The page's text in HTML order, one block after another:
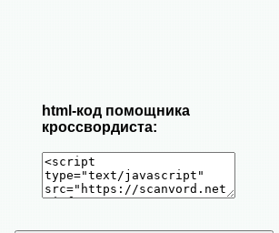
html-код помощника
кроссвордиста: